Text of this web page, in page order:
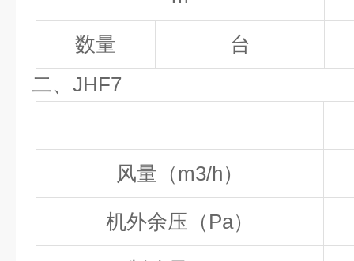
数量
台
二、JHF7
风量（m3/h）
机外余压（Pa）